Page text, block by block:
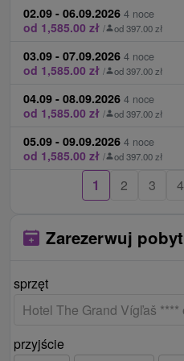
02.09 - 06.09.2026 4 noce
od 1,585.00 zł / od 397.00 zł
03.09 - 07.09.2026 4 noce
od 1,585.00 zł / od 397.00 zł
04.09 - 08.09.2026 4 noce
od 1,585.00 zł / od 397.00 zł
05.09 - 09.09.2026 4 noce
od 1,585.00 zł / od 397.00 zł
1 2 3 4
Zarezerwuj pobyt
sprzęt
przyjście